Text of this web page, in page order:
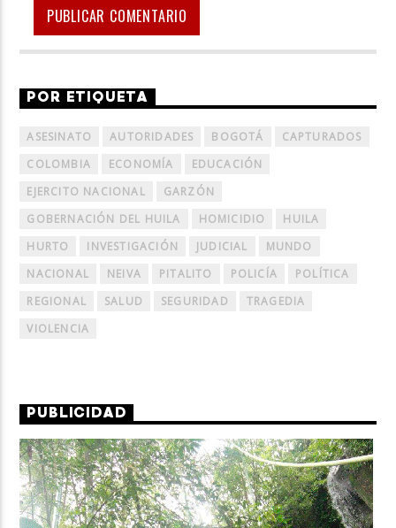
POR ETIQUETA
ASESINATO AUTORIDADES BOGOTÁ
CAPTURADOS
COLOMBIA
ECONOMÍA
EDUCACIÓN
EJERCITO NACIONAL
GARZÓN
GOBERNACIÓN DEL HUILA
HOMICIDIO
HUILA
HURTO
INVESTIGACIÓN JUDICIAL
MUNDO
NACIONAL
NEIVA PITALITO POLICÍA
POLÍTICA
REGIONAL
SALUD SEGURIDAD
TRAGEDIA
VIOLENCIA
PUBLICIDAD